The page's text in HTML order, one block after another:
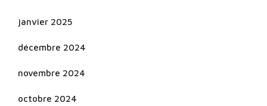
janvier 2025
décembre 2024
novembre 2024
octobre 2024